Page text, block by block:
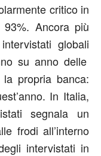
critico in
. Ancora più
globali
su anno delle
propria banca:
. In Italia,
segnala un
frodi all’interno
intervistati in